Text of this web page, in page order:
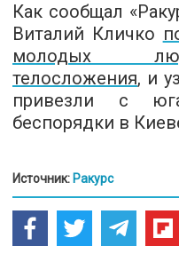
Как сообщал
Виталий Кличко
молодых
телосложения, и
привезли с
беспорядки в
Источник: Ракурс